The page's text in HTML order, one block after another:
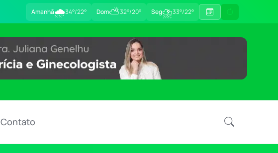
Amanhã🌧34°/22° Dom⛅32°/20° Seg⛈33°/22°
Contato